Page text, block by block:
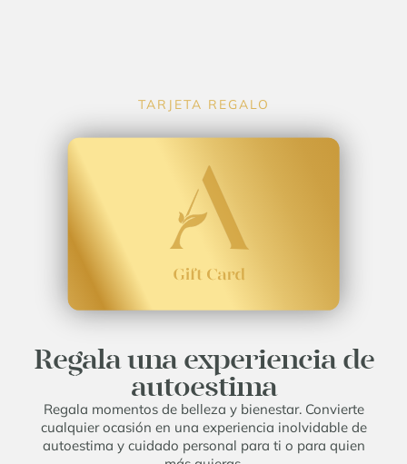
TARJETA REGALO
Regala una experiencia de
autoestima
Regala momentos de belleza y bienestar. Convierte
cualquier ocasión en una experiencia inolvidable de
autoestima y cuidado personal para ti o para quien